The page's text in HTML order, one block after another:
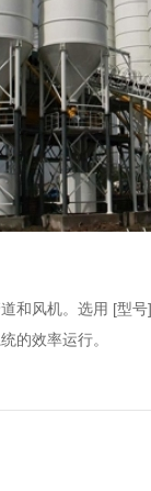
风机。选用 [型
的效率运行。